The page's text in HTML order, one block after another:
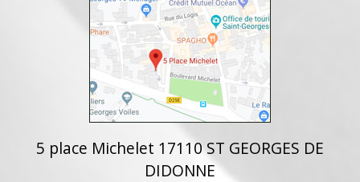
5 place Michelet 17110 ST GEORGES DE
DIDONNE